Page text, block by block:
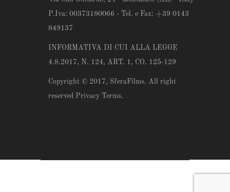
P.Iva: 00373180066 - Tel. e Fax: +39 0143
849137
INFORMATIVA DI CUI ALLA LEGGE
4.8.2017, N. 124, ART. 1, CO. 125-129
Copyright © 2017, SferaFilms. All right
reserved Privacy Terms.